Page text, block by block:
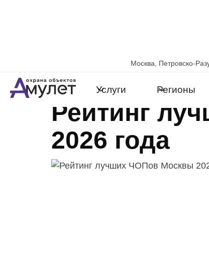
Москва, Петровско-
Услуги Регионы
3 октября 2024
Рейтинг
2026 года